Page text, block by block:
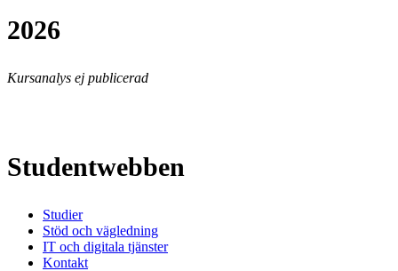
2026
Kursanalys ej publicerad
Studentwebben
Studier
Stöd och vägledning
IT och digitala tjänster
Kontakt